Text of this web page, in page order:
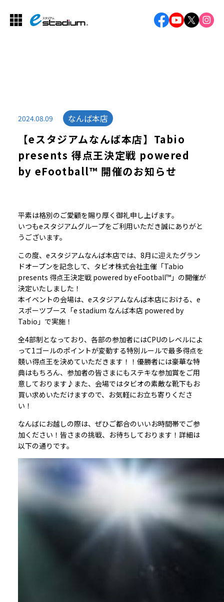
2024.08.09 なんば本店
【eスタジアムなんば本店】Tabio
presents 得点王決定戦 powered
by eFootball™ 開催のお知らせ
平素は格別のご愛顧を賜り厚く御礼申し上げます。
いつもeスタジアムグループをご利用いただき誠にありがと
うございます。
この度、eスタジアムなんば本店では、8月に迎えたグラン
ドオープンを記念して、タビオ株式会社主催「Tabio
presents 得点王決定戦 powered by eFootball™」の開催が
決定いたしました！
本イベントの会場は、eスタジアムなんば本店における、e
スポーツブース「e stadium なんば本店 powered by
Tabio」で実施！
全4部制となっており、各部の参加者にはCPUのレベルによ
って1ゴールのポイントが変動する特別ルールで最多得点を
競い得点王を決めていただきます！！優勝者には豪華な特
典はもちろん、参加者の皆さまにもステキな参加賞をご用
意しております♪また、会場ではタビオの素敵な靴下もお
買い求めいただけますので、お気軽にお立ち寄りくださ
い！
なんばにお越しの際は、ぜひご都合のいいお時間帯でご参
加ください！皆さまの挑戦、お待ちしております！詳細は
以下の通りです。